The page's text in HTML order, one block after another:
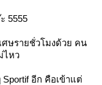
5555
ษรายชั่วโมงด้วย คน
ไหว
อีก คือเข้าแต่